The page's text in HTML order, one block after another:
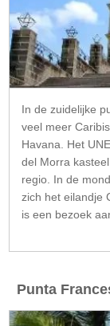
In de zuidelijke
veel meer
Havana. Het
del Morra
regio. In de
zich het eilandje
is een bezoek
Punta